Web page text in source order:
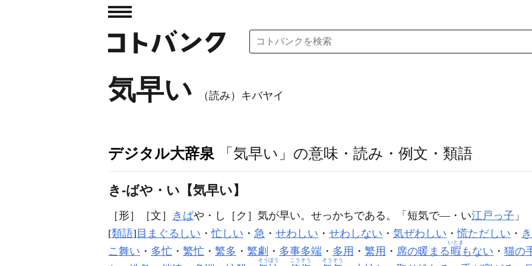
気早い （読み）キバヤイ
デジタル大辞泉 「気早い」の意味・読み・例文・類語
き‐ばや・い【気早い】
［形］ ［文］ きばや・し ［ク］ 気が早い。せっかちである。「短気で―・い江戸っ子 」
[類語] 目まぐるしい ・忙しい ・ 急 ・ せわしい ・ せわしない ・ 気ぜわしい ・慌ただしい ・
こ舞い ・ 多忙 ・ 繁忙 ・ 繁多 ・ 繁劇 ・ 多事多端 ・ 多用 ・ 繁用 ・ 席の暖まる 暇
いとま
もない ・ 猫の
そうぼう こうそう そうそう